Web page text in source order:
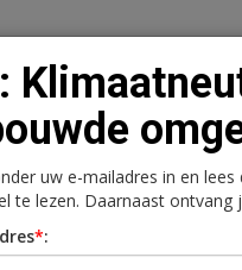
Vacaturebank
uw e-mailadres in en
te lezen. Daarnaast
*: